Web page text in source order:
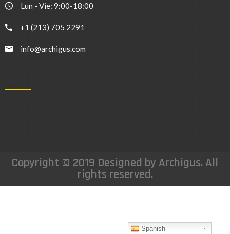
Lun - Vie: 9:00-18:00
+1 (213) 705 2291
info@archigus.com
Copyright © 2019 Designed by Archigus. All
rights reserved.
Spanish